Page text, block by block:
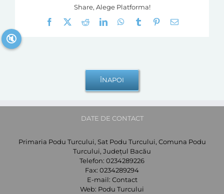
Share, Alege Platforma!
Facebook
RedditLinkedInWhatsApp
Tumblr Pinterest
E-
DATE DE CONTACT
Primaria Podu Turcului, Sat Podu Turcului, Comuna Podu
Turcului, Județul Bacău
Telefon: 0234289226
Fax: 0234289294
E-mail: Contact
Web: Podu Turcului
🔇